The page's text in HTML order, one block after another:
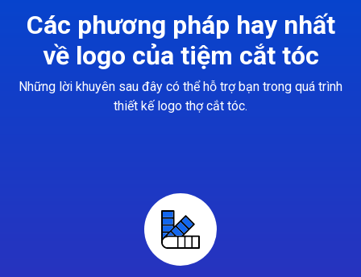
Các phương pháp hay nhất
về logo của tiệm cắt tóc
Những lời khuyên sau đây có thể hỗ trợ bạn trong quá trình
thiết kế logo thợ cắt tóc.